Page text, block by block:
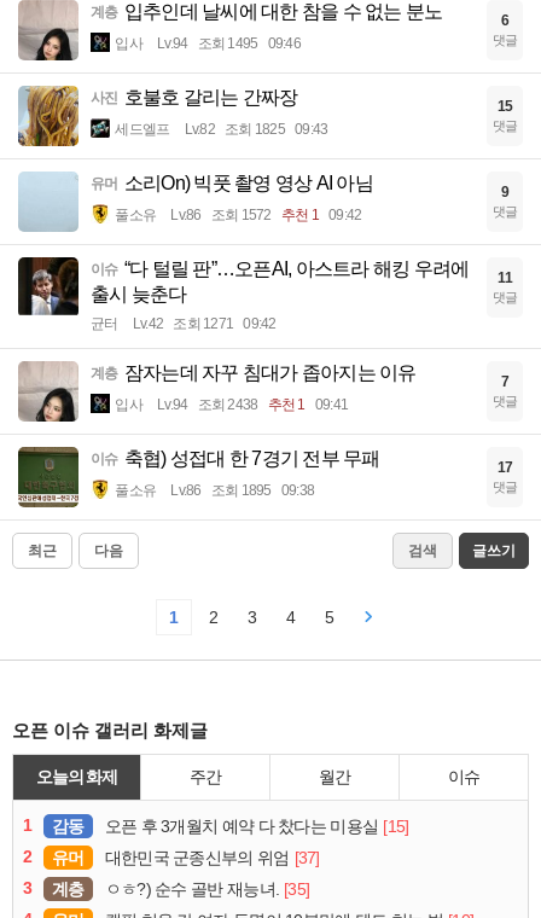
계층 입추인데 날씨에 대한 참을 수 없는 분노
입사 Lv.94 조회 1495 09:46
6
댓글
사진 호불호 갈리는 간짜장
세드엘프 Lv.82 조회 1825 09:43
15
댓글
유머 소리On) 빅풋 촬영 영상 AI 아님
풀소유 Lv.86 조회 1572 추천 1 09:42
9
댓글
이슈 “다 털릴 판”…오픈AI, 아스트라 해킹 우려에
출시 늦춘다
균터 Lv.42 조회 1271 09:42
11
댓글
계층 잠자는데 자꾸 침대가 좁아지는 이유
입사 Lv.94 조회 2438 추천 1 09:41
7
댓글
이슈 축협) 성접대 한 7경기 전부 무패
풀소유 Lv.86 조회 1895 09:38
17
댓글
최근 다음 검색 글쓰기
1 2 3 4 5
오픈 이슈 갤러리 화제글
오늘의 화제 주간 월간 이슈
1 감동 오픈 후 3개월치 예약 다 찼다는 미용실 [15]
2
유머 대한민국 군종신부의 위엄 [37]
3
계층 ㅇㅎ?) 순수 골반 재능녀. [35]